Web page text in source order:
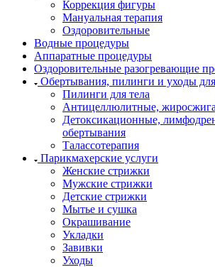
Коррекция фигуры
Мануальная терапия
Оздоровительные
Водные процедуры
Аппаратные процедуры
Оздоровительные разогревающие
Обертывания, пилинги и уходы для
Пилинги для тела
Антицеллюлитные,
Детоксикационные,
обертывания
Талассотерапия
Парикмахерские услуги
Женские стрижки
Мужские стрижки
Детские стрижки
Мытье и сушка
Окрашивание
Укладки
Завивки
Уходы